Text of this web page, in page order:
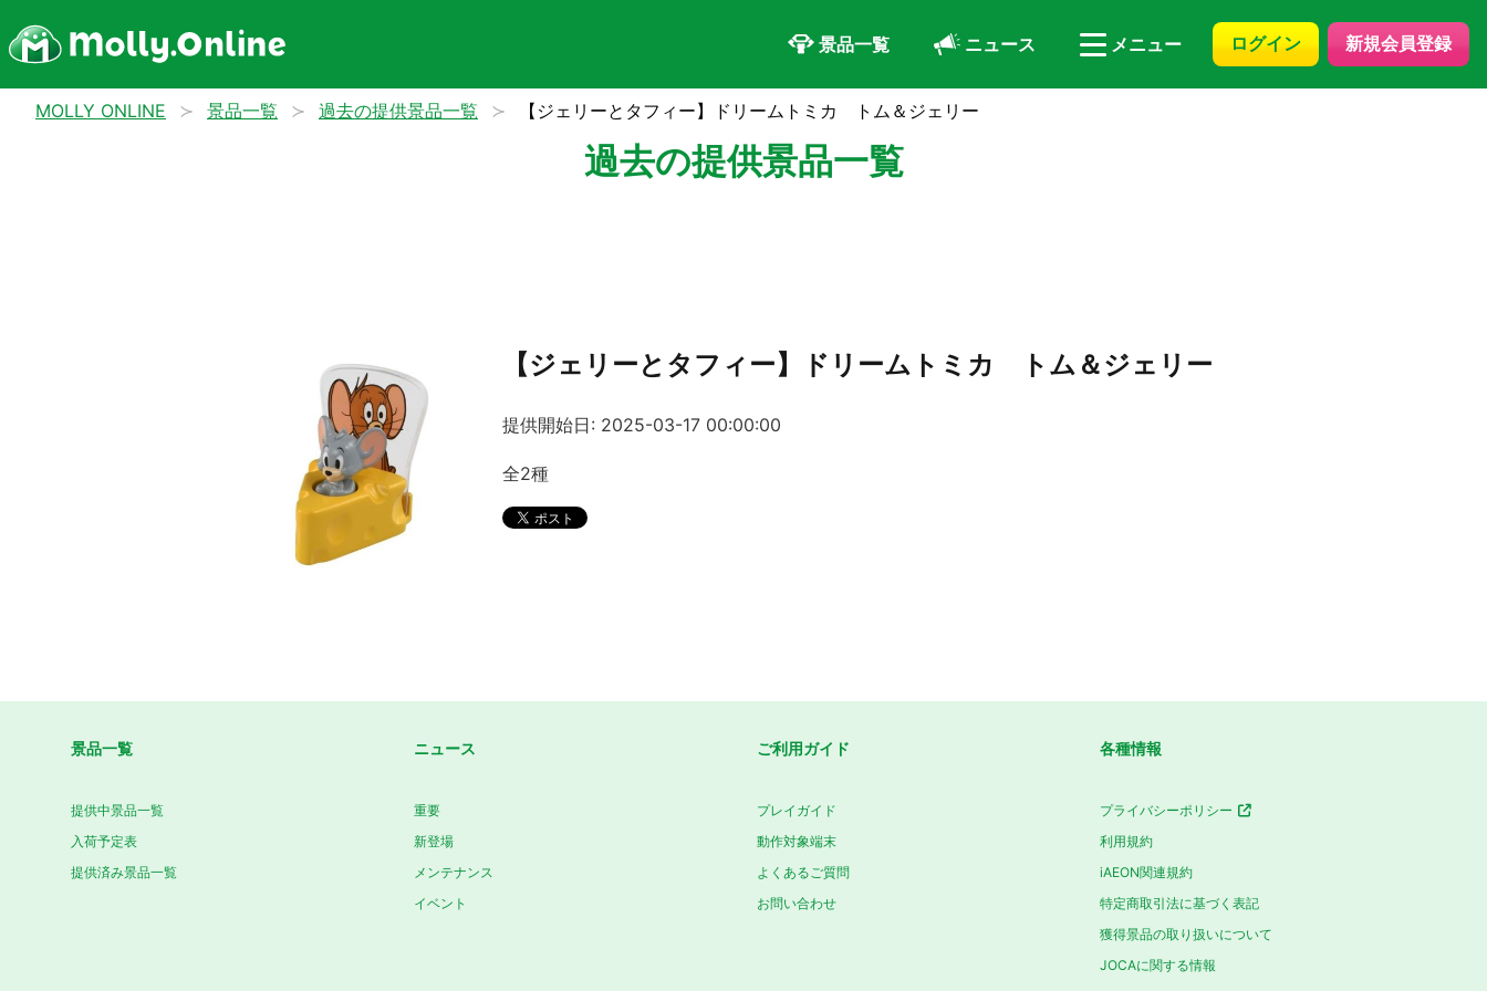
景品一覧 ニュース メニュー ログイン 新規会員登録
MOLLY ONLINE 景品一覧 過去の提供景品一覧 【ジェリーとタフィー】ドリームトミカ トム＆ジェリー
過去の提供景品一覧
【ジェリーとタフィー】ドリームトミカ トム＆ジェリー
提供開始日: 2025-03-17 00:00:00
全2種
景品一覧
提供中景品一覧
入荷予定表
提供済み景品一覧
ニュース
重要
新登場
メンテナンス
イベント
ご利用ガイド
プレイガイド
動作対象端末
よくあるご質問
お問い合わせ
各種情報
プライバシーポリシー
利用規約
iAEON関連規約
特定商取引法に基づく表記
獲得景品の取り扱いについて
JOCAに関する情報